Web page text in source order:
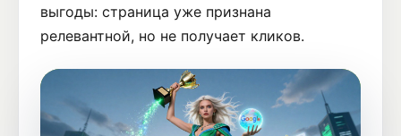
выгоды: страница уже признана
релевантной, но не получает кликов.